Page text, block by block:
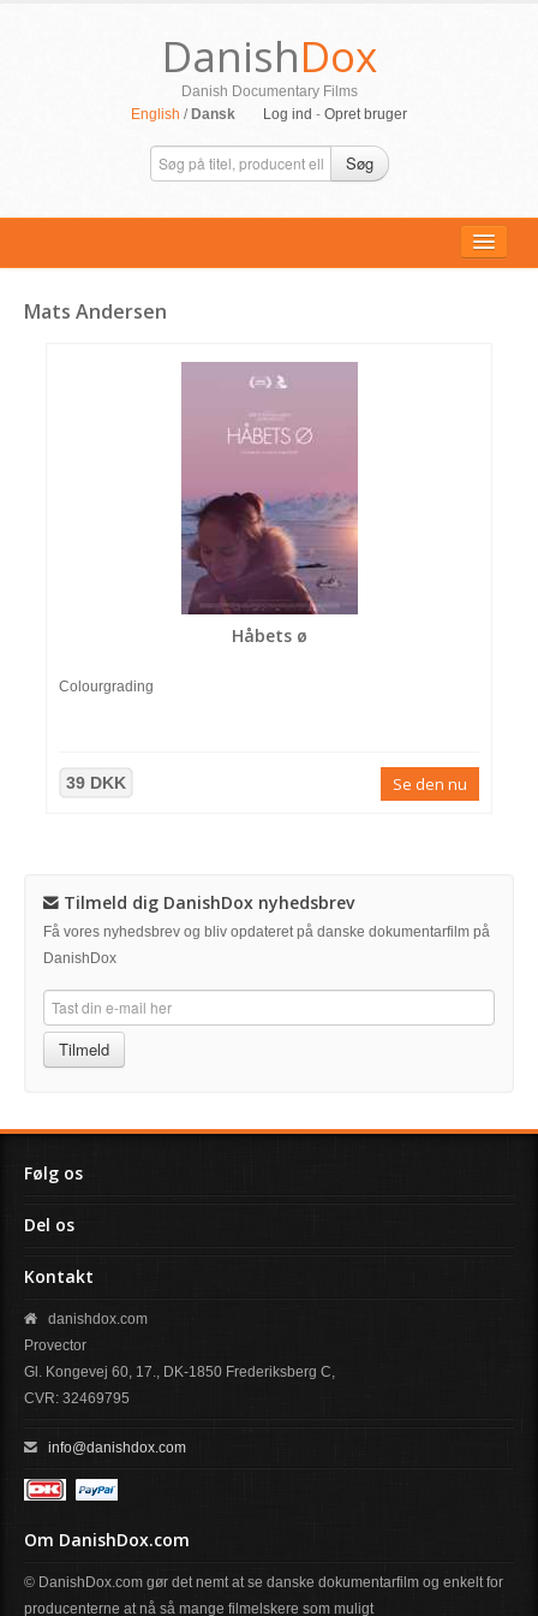
DanishDox
Danish Documentary Films
English / Dansk Log ind - Opret bruger
Søg
Mats Andersen
Håbets ø
Colourgrading
39 DKK Se den nu
Tilmeld dig DanishDox nyhedsbrev
Få vores nyhedsbrev og bliv opdateret på danske dokumentarfilm på
DanishDox
Tilmeld
Følg os
Del os
Kontakt
danishdox.com
Provector
Gl. Kongevej 60, 17., DK-1850 Frederiksberg C,
CVR: 32469795
info@danishdox.com
Om DanishDox.com
© DanishDox.com gør det nemt at se danske dokumentarfilm og enkelt for
producenterne at nå så mange filmelskere som muligt